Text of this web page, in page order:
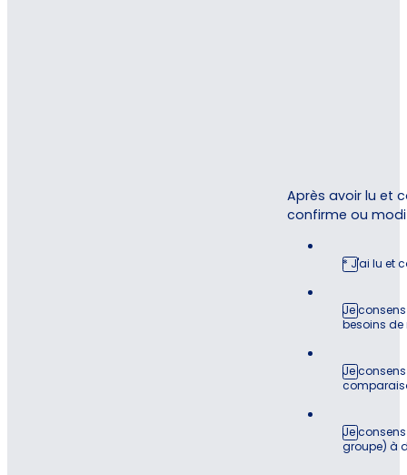
Après avoir lu et
confirme ou
* J'ai lu et
Je
besoins de
Je
Je
groupe) à